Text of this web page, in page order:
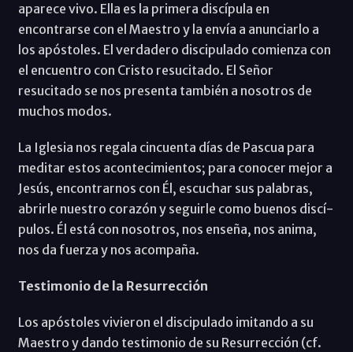
aparece vivo. Ella es la primera discí­pula en
encontrarse con el Maestro y la enví­a a anunciarlo a
los apóstoles. El verdadero discipulado comienza con
el encuentro con Cristo resucitado. El Señor
resucitado se nos presenta también a nosotros de
muchos modos.
La Iglesia nos regala cincuenta días de Pascua para
meditar estos acontecimientos; para conocer mejor a
Jesús, encontrarnos con Él, escuchar sus palabras,
abrirle nuestro corazón y seguirle como buenos discí­
pulos. Él está con nosotros, nos enseña, nos anima,
nos da fuerza y nos acompaña.
Testimonio de la Resurrección
Los apóstoles vivieron el discipulado imitando a su
Maestro y dando testimonio de su Resurrección (cf.